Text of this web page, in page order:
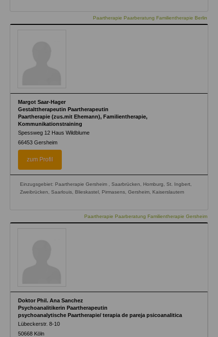
Paartherapie Paarberatung Familientherapie Berlin
Margot Saar-Hager
Gestalttherapeutin Paartherapeutin
Paartherapie (zus.mit Ehemann), Familientherapie,
Kommunikationstraining
Spessweg 12 Haus Wildblume
66453 Gersheim
zum Profil
Einzugsgebiet: Paartherapie Gersheim , Saarbrücken, Homburg, St. Ingbert,
Zweibrücken, Saarlouis, Blieskastel, Pirmasens, Gersheim, Kaiserslautern
Paartherapie Paarberatung Familientherapie Gersheim
Doktor Phil. Ana Sanchez
Psychoanalitikerin Paartherapeutin
psychoanalytische Paartherapie/ terapia de pareja psicoanalitica
Lübeckerstr. 8-10
50668 Köln